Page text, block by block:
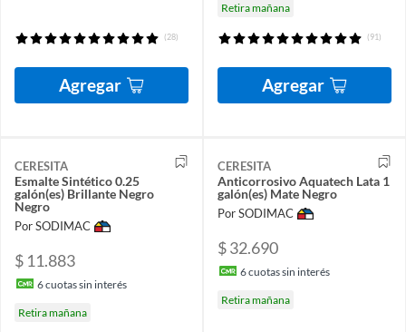
(28)
Agregar
Retira mañana
(91)
Agregar
CERESITA
Esmalte Sintético 0.25
galón(es) Brillante Negro
Negro
Por SODIMAC
$ 11.883
6cuotas sin interés
Retira mañana
CERESITA
Anticorrosivo Aquatech Lata 1
galón(es) Mate Negro
Por SODIMAC
$ 32.690
6cuotas sin interés
Retira mañana